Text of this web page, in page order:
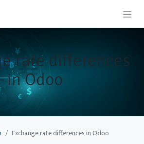
rate differences
in Odoo
Exchange rate differences in Odoo